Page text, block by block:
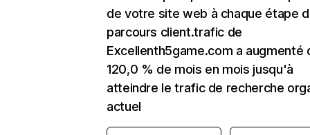
de votre site web à chaque étape
parcours client.trafic de
Excellenth5game.com a augmenté
120,0 % de mois en mois jusqu'à
atteindre le trafic de recherche
actuel